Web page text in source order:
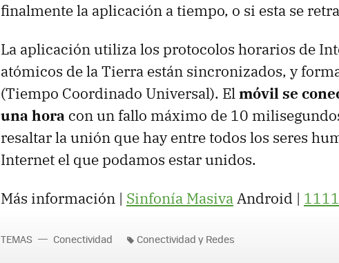
finalmente la aplicación a tiempo, o si esta se
La aplicación utiliza los protocolos horarios de
atómicos de la Tierra están sincronizados, y
(Tiempo Coordinado Universal). Elmóvil se
una hora con un fallo máximo de 10
resaltar la unión que hay entre todos los seres
Internet el que podamos estar unidos.
Más información | Sinfonía MasivaAndroid |
TEMAS Conectividad Conectividad y Redes